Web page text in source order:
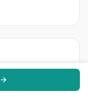
のID基盤管理シ
様の開発チーム